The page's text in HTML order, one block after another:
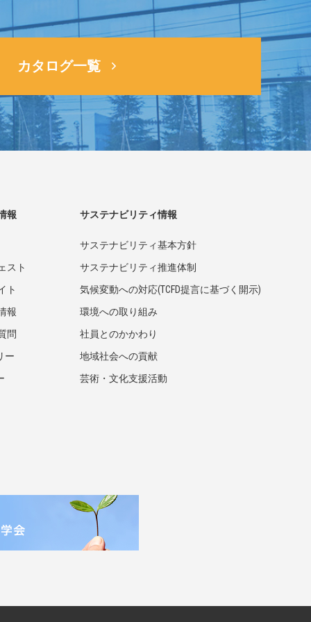
カタログ一覧
報
スト
ト
報
問
ー
サステナビリティ情報
サステナビリティ基本方針
サステナビリティ推進体制
気候変動への対応(TCFD提言に基づく開示)
環境への取り組み
社員とのかかわり
地域社会への貢献
芸術・文化支援活動